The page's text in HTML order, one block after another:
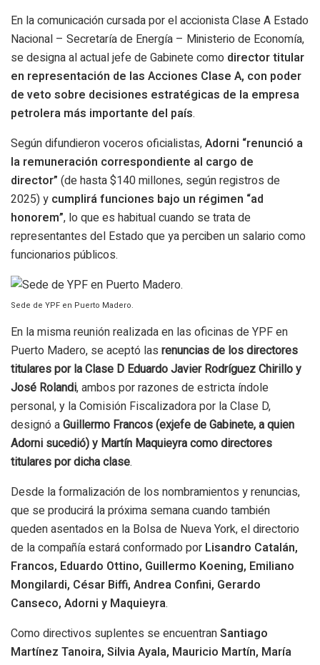
En la comunicación cursada por el accionista Clase A Estado
Nacional – Secretaría de Energía – Ministerio de Economía,
se designa al actual jefe de Gabinete como director titular
en representación de las Acciones Clase A, con poder
de veto sobre decisiones estratégicas de la empresa
petrolera más importante del país.
Según difundieron voceros oficialistas,Adorni “renunció a
la remuneración correspondiente al cargo de
director” (de hasta $140 millones, según registros de
2025) y cumplirá funciones bajo un régimen “ad
honorem”, lo que es habitual cuando se trata de
representantes del Estado que ya perciben un salario como
funcionarios públicos.
Sede de YPF en Puerto Madero.
En la misma reunión realizada en las oficinas de YPF en
Puerto Madero, se aceptó las renuncias de los directores
titulares por la Clase D Eduardo Javier Rodríguez Chirillo y
José Rolandi, ambos por razones de estricta índole
personal, y la Comisión Fiscalizadora por la Clase D,
designó a Guillermo Francos (exjefe de Gabinete, a quien
Adorni sucedió) y Martín Maquieyra como directores
titulares por dicha clase.
Desde la formalización de los nombramientos y renuncias,
que se producirá la próxima semana cuando también
queden asentados en la Bolsa de Nueva York, el directorio
de la compañía estará conformado por Lisandro Catalán,
Francos, Eduardo Ottino, Guillermo Koening, Emiliano
Mongilardi, César Biffi, Andrea Confini, Gerardo
Canseco, Adorni y Maquieyra.
Como directivos suplentes se encuentranSantiago
Martínez Tanoira, Silvia Ayala, Mauricio Martín, María